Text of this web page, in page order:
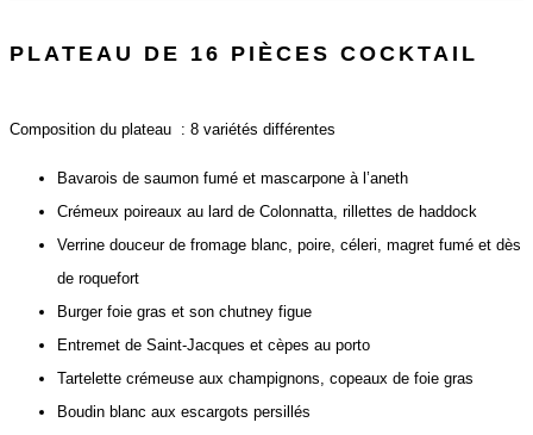
cocktail
PLATEAU DE 16 PIÈCES COCKTAIL
Composition du plateau : 8 variétés différentes
Bavarois de saumon fumé et mascarpone à l’aneth
Crémeux poireaux au lard de Colonnatta, rillettes de haddock
Verrine douceur de fromage blanc, poire, céleri, magret fumé et dès
de roquefort
Burger foie gras et son chutney figue
Entremet de Saint-Jacques et cèpes au porto
Tartelette crémeuse aux champignons, copeaux de foie gras
Boudin blanc aux escargots persillés